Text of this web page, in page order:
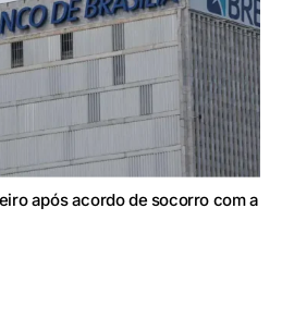
após acordo de socorro com a